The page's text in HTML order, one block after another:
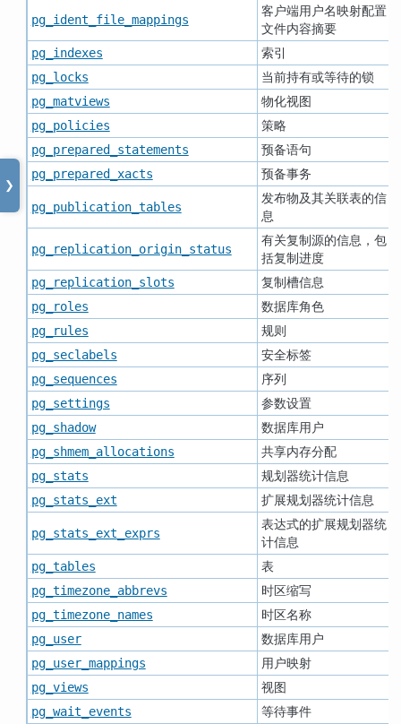
❯
pg_ident_file_mappings
客户端用户名映射配置
文件内容摘要
pg_indexes 索引
pg_locks 当前持有或等待的锁
pg_matviews 物化视图
pg_policies 策略
pg_prepared_statements 预备语句
pg_prepared_xacts 预备事务
pg_publication_tables
发布物及其关联表的信
息
pg_replication_origin_status
有关复制源的信息，包
括复制进度
pg_replication_slots 复制槽信息
pg_roles 数据库角色
pg_rules 规则
pg_seclabels 安全标签
pg_sequences 序列
pg_settings 参数设置
pg_shadow 数据库用户
pg_shmem_allocations 共享内存分配
pg_stats 规划器统计信息
pg_stats_ext 扩展规划器统计信息
pg_stats_ext_exprs
表达式的扩展规划器统
计信息
pg_tables 表
pg_timezone_abbrevs 时区缩写
pg_timezone_names 时区名称
pg_user 数据库用户
pg_user_mappings 用户映射
pg_views 视图
pg_wait_events 等待事件